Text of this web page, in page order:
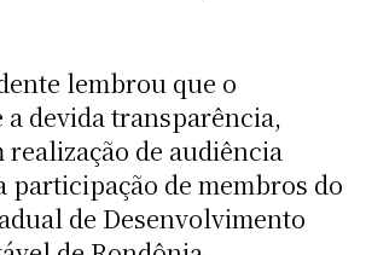
lembrou que o
a devida transparência,
de audiência
participação de membros do
de Desenvolvimento